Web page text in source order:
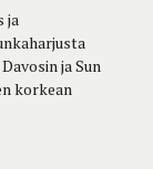
ja
ja Sun
korkean